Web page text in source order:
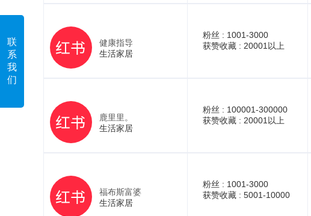
联
系
我
们
健康指导
生活家居
粉丝 : 1001-3000
获赞收藏 : 20001以上
鹿里里。
生活家居
粉丝 : 100001-300000
获赞收藏 : 20001以上
福布斯富婆
生活家居
粉丝 : 1001-3000
获赞收藏 : 5001-10000